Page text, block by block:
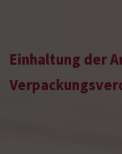
Einhaltung der